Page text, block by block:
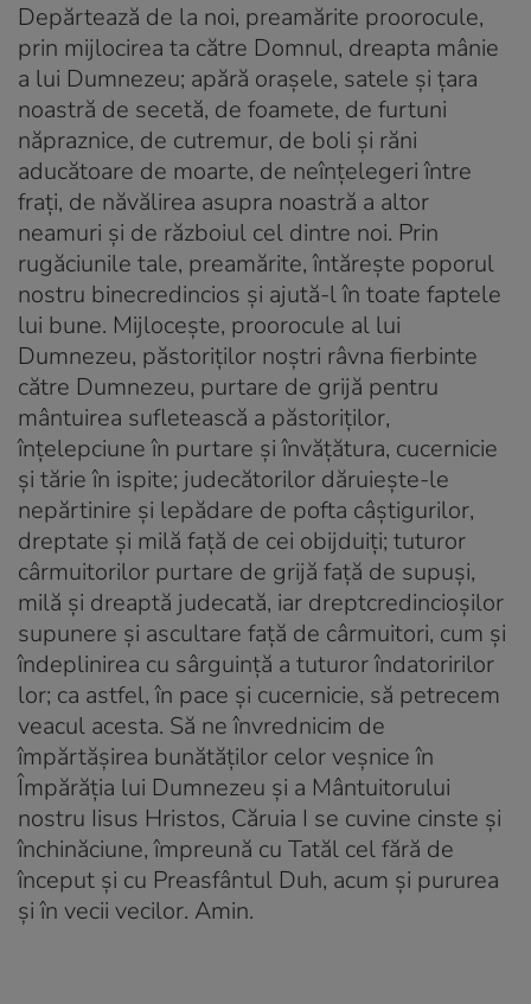
Depărtează de la noi, preamărite proorocule,
prin mijlocirea ta către Domnul, dreapta mânie
a lui Dumnezeu; apără orașele, satele și țara
noastră de secetă, de foamete, de furtuni
năpraznice, de cutremur, de boli și răni
aducătoare de moarte, de neînțelegeri între
frați, de năvălirea asupra noastră a altor
neamuri și de războiul cel dintre noi. Prin
rugăciunile tale, preamărite, întărește poporul
nostru binecredincios și ajută-l în toate faptele
lui bune. Mijlocește, proorocule al lui
Dumnezeu, păstoriților noștri râvna fierbinte
către Dumnezeu, purtare de grijă pentru
mântuirea sufletească a păstoriților,
înțelepciune în purtare și învățătura, cucernicie
și tărie în ispite; judecătorilor dăruiește-le
nepărtinire și lepădare de pofta câștigurilor,
dreptate și milă față de cei obijduiți; tuturor
cârmuitorilor purtare de grijă față de supuși,
milă și dreaptă judecată, iar dreptcredincioșilor
supunere și ascultare față de cârmuitori, cum și
îndeplinirea cu sârguință a tuturor îndatoririlor
lor; ca astfel, în pace și cucernicie, să petrecem
veacul acesta. Să ne învrednicim de
împărtășirea bunătăților celor veșnice în
Împărăția lui Dumnezeu și a Mântuitorului
nostru Iisus Hristos, Căruia I se cuvine cinste și
închinăciune, împreună cu Tatăl cel fără de
început și cu Preasfântul Duh, acum și pururea
și în vecii vecilor. Amin.